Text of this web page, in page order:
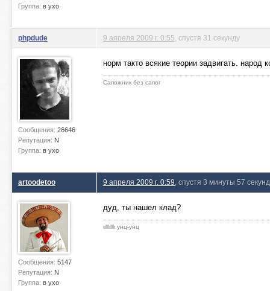
Группа: в ухо
phpdude
Сообщения: 26646
Репутация: N
Группа: в ухо
9 апреля 2009 г. 0:55 , спустя 31 секунду
норм такто всякие теории задвигать. народ
Сапожник без сапог
artoodetoo
Сообщения: 5147
Репутация: N
Группа: в ухо
9 апреля 2009 г. 0:59 , спустя 3 минуты 57 секунд
дуд, ты нашел клад?
ιιlllιlllι унц-унц